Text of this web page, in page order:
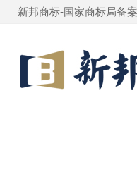
新邦商标-国家商标局备